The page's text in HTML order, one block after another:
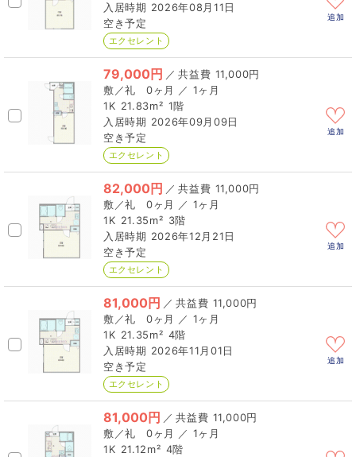
2026年08月11日
空き予定
エクセレント
追加
79,000円 ／
11,000円
0ヶ月 ／ 1ヶ月
1K 21.83m² 1階
2026年09月09日
空き予定
エクセレント
追加
82,000円 ／
11,000円
0ヶ月 ／ 1ヶ月
1K 21.35m² 3階
2026年12月21日
空き予定
エクセレント
追加
81,000円 ／
11,000円
0ヶ月 ／ 1ヶ月
1K 21.35m² 4階
2026年11月01日
空き予定
エクセレント
追加
81,000円 ／
11,000円
0ヶ月 ／ 1ヶ月
1K 21.12m² 4階